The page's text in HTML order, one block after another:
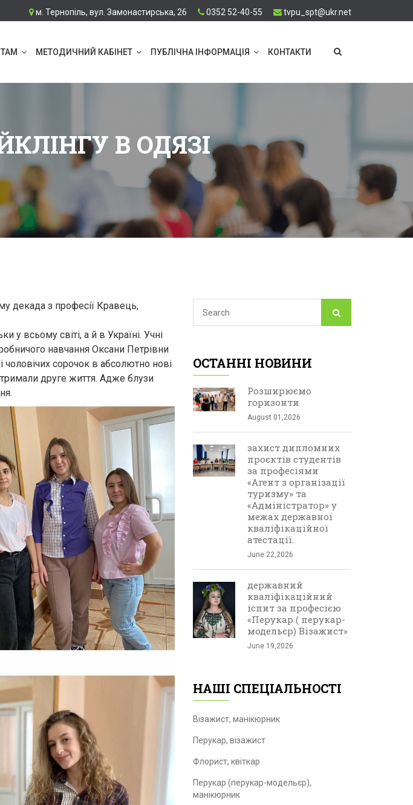
м. Тернопіль, вул. Замонастирська, 26 0352 52-40-55 tvpu_spt@ukr.net
МЕТОДИЧНИЙ КАБІНЕТ ПУБЛІЧНА ІНФОРМАЦІЯ КОНТАКТИ
В ОДЯЗІ
декада з професії Кравець,
у всьому світі, а й в Україні. Учні
навчання Оксани Петрівни
чоловічих сорочок в абсолютно нові
отримали друге життя. Адже блузи
ОСТАННІ НОВИНИ
Розширюємо
горизонти
August 01,2026
захист дипломних
проєктів студентів
за професіями
«Агент з організації
туризму» та
«Адміністратор» у
межах державної
кваліфікаційної
атестації.
June 22,2026
державний
кваліфікаційний
іспит за професією
«Перукар ( перукар-
модельєр) Візажист»
June 19,2026
НАШІ СПЕЦІАЛЬНОСТІ
Візажист, манікюрник
Перукар, візажист
Флорист, квіткар
Перукар (перукар-модельєр),
манікюрник